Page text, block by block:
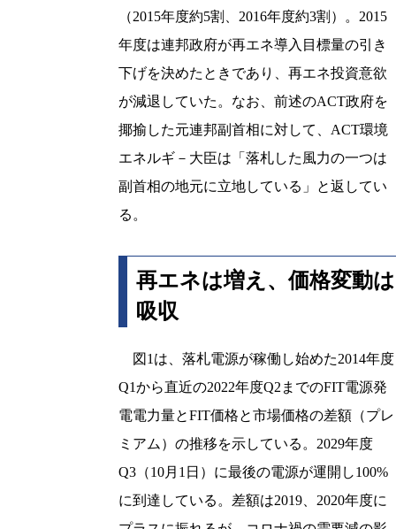
（2015年度約5割、2016年度約3割）。2015
年度は連邦政府が再エネ導入目標量の引き
下げを決めたときであり、再エネ投資意欲
が減退していた。なお、前述のACT政府を
揶揄した元連邦副首相に対して、ACT環境
エネルギ－大臣は「落札した風力の一つは
副首相の地元に立地している」と返してい
る。
再エネは増え、価格変動は
吸収
図1は、落札電源が稼働し始めた2014年度
Q1から直近の2022年度Q2までのFIT電源発
電電力量とFIT価格と市場価格の差額（プレ
ミアム）の推移を示している。2029年度
Q3（10月1日）に最後の電源が運開し100%
に到達している。差額は2019、2020年度に